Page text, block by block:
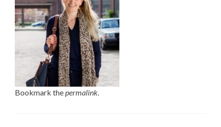
Bookmark thepermalink.